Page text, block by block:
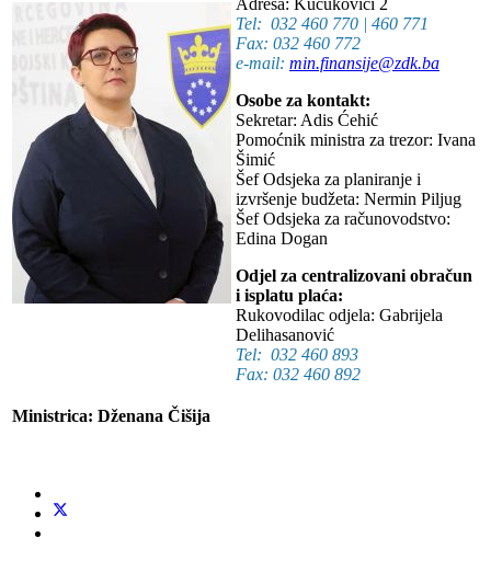
Tel: 032 460 770 | 460 771
Fax: 032 460 772
e-mail: min.finansije@zdk.ba
Osobe za kontakt:
Sekretar: Adis Ćehić
Pomoćnik ministra za trezor: Ivana
Šimić
Šef Odsjeka za planiranje i
izvršenje budžeta: Nermin Piljug
Šef Odsjeka za računovodstvo:
Edina Dogan
Odjel za centralizovani obračun
i isplatu plaća:
Rukovodilac odjela: Gabrijela
Delihasanović
Tel: 032 460 893
Fax: 032 460 892
Ministrica: Dženana Čišija